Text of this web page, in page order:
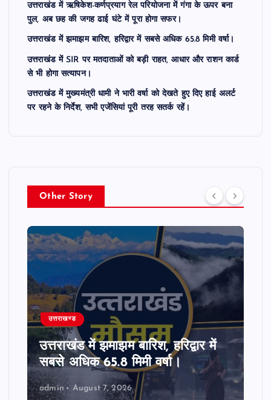
उत्तराखंड में ऋषिकेश-कर्णप्रयाग रेल परियोजना में गंगा के ऊपर बना
पुल, अब छह की जगह ढाई घंटे में पूरा होगा सफर।
उत्तराखंड में झमाझम बारिश, हरिद्वार में सबसे अधिक 65.8 मिमी वर्षा।
उत्तराखंड में SIR पर मतदाताओं को बड़ी राहत, आधार और राशन कार्ड
से भी होगा सत्यापन।
उत्तराखंड में मुख्यमंत्री धामी ने भारी वर्षा को देखते हुए दिए हाई अलर्ट
पर रहने के निर्देश, सभी एजेंसियां पूरी तरह सतर्क रहें।
Other Story
उत्तराखण्ड
उत्तराखंड में SIR पर मतदाताओं को बड़ी
राहत, आधार और राशन कार्ड से भी होगा
सत्यापन।
admin August 7, 2026